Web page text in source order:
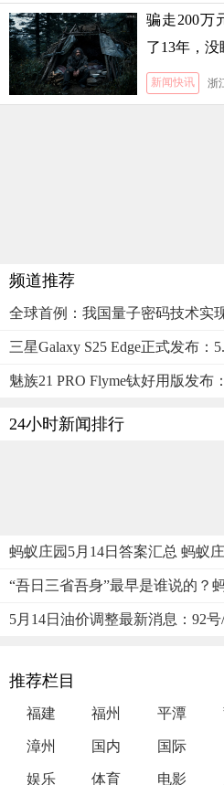
骗走200万
了13年，
新闻快讯 浙
频道推荐
全球首例：我国量子密码技术实
三星Galaxy S25 Edge正式发布：
魅族21 PRO Flyme钛好用版发布
24小时新闻排行
蚂蚁庄园5月14日答案汇总 蚂蚁
“吾日三省吾身”最早是谁说的？
5月14日油价调整最新消息：92号
推荐栏目
福建 福州 平潭
漳州 国内 国际
娱乐 体育 电影